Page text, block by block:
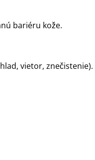
bariéru kože.
vietor, znečistenie).